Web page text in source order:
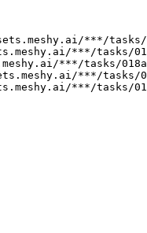
***/tasks/
***/tasks/
***/tasks/
***/tasks/
***/tasks/